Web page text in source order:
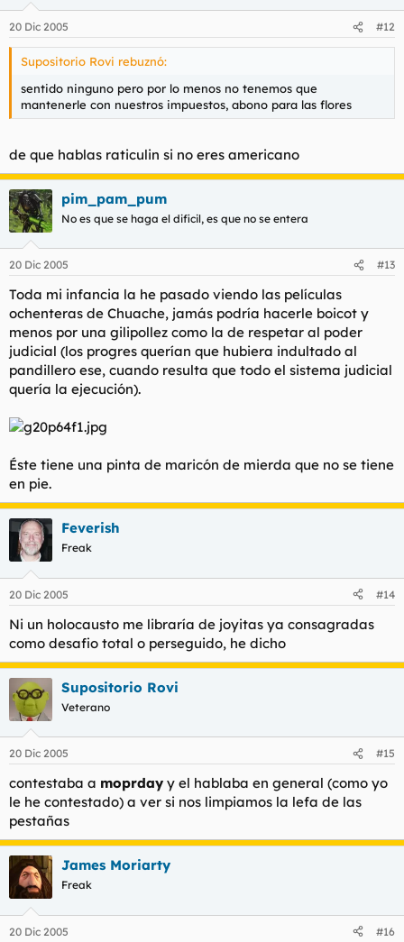
20 Dic 2005 #12
Supositorio Rovi rebuznó:
sentido ninguno pero por lo menos no tenemos que
mantenerle con nuestros impuestos, abono para las flores
de que hablas raticulin si no eres americano
pim_pam_pum
No es que se haga el dificil, es que no se entera
20 Dic 2005 #13
Toda mi infancia la he pasado viendo las películas
ochenteras de Chuache, jamás podría hacerle boicot y
menos por una gilipollez como la de respetar al poder
judicial (los progres querían que hubiera indultado al
pandillero ese, cuando resulta que todo el sistema judicial
quería la ejecución).
Éste tiene una pinta de maricón de mierda que no se tiene
en pie.
Feverish
Freak
20 Dic 2005 #14
Ni un holocausto me libraría de joyitas ya consagradas
como desafio total o perseguido, he dicho
Supositorio Rovi
Veterano
20 Dic 2005 #15
contestaba a moprday y el hablaba en general (como yo
le he contestado) a ver si nos limpiamos la lefa de las
pestañas
James Moriarty
Freak
20 Dic 2005 #16